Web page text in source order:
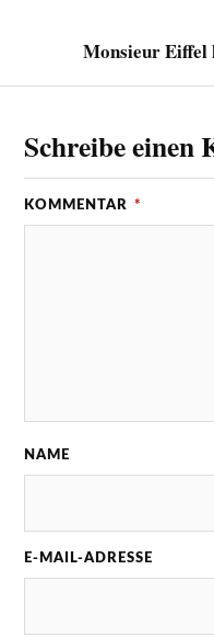
Monsieur Eiffel
Schreibe einen
KOMMENTAR *
NAME
E-MAIL-ADRESSE